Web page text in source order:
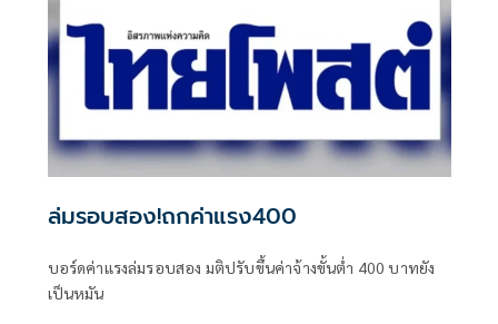
ล่มรอบสอง!ถกค่าแรง400
บอร์ดค่าแรงล่มรอบสอง มติปรับขึ้นค่าจ้างขั้นต่ำ 400 บาทยัง
เป็นหมัน